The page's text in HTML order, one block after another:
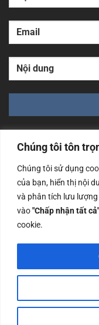
Chúng tôi tôn
Chúng tôi sử dụng
của bạn, hiển thị nội
và phân tích lưu
vào"Chấp nhận tất cả"
cookie.
Công ty TNHH Nam
cấp ngày 14/06/
Nội
Copyrights @2023